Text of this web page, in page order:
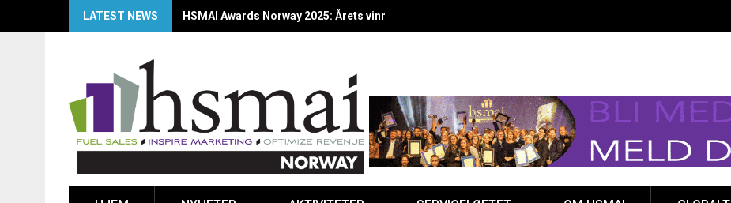
LATEST NEWS HSMAI Awards Norway 2025: Årets vinnere kåret på Clarion Hotel The HUB